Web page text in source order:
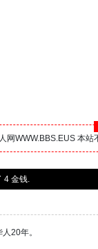
WWW.BBS.EUS 本站
4 金钱.
20年。